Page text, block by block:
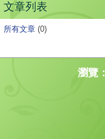
文章列表
所有文章 (0)
瀏覽：